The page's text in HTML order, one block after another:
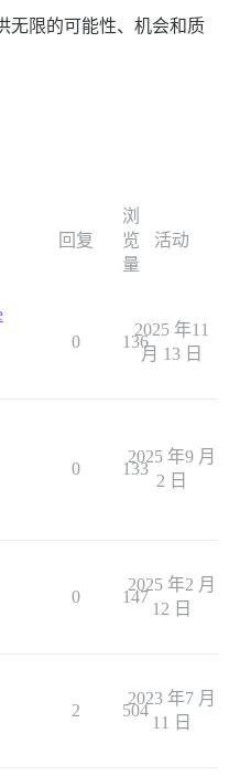
无限的可能性、机会和质
回复
浏
览
量
活动
0 136
2025 年11
月 13 日
0 133
2025 年9 月
2 日
0 147
2025 年2 月
12 日
2 504
2023 年7 月
11 日